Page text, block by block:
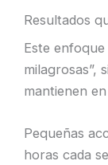
Resultados
Este
milagrosas”,
mantienen
Pequeñas
horas cada